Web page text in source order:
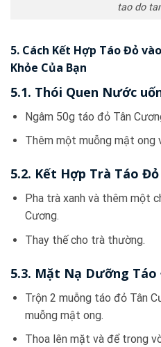
tao do
5. Cách Kết Hợp Táo Đỏ
Khỏe Của Bạn
5.1. Thói Quen Nước
Ngâm 50g táo đỏ Tân
Thêm một muỗng mật ong
5.2. Kết Hợp Trà Táo
Pha trà xanh và thêm một
Cương.
Thay thế cho trà thường.
5.3. Mặt Nạ Dưỡng
Trộn 2 muỗng táo đỏ Tân
muỗng mật ong.
Thoa lên mặt và để trong